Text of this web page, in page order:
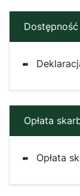
Opłata
Opłata